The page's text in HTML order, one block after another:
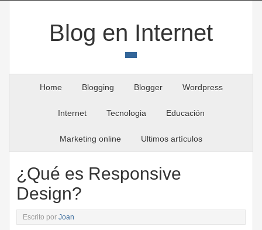
Blog en Internet
Home Blogging Blogger Wordpress
Internet Tecnologia Educación
Marketing online Ultimos artículos
¿Qué es Responsive
Design?
Escrito porJoan